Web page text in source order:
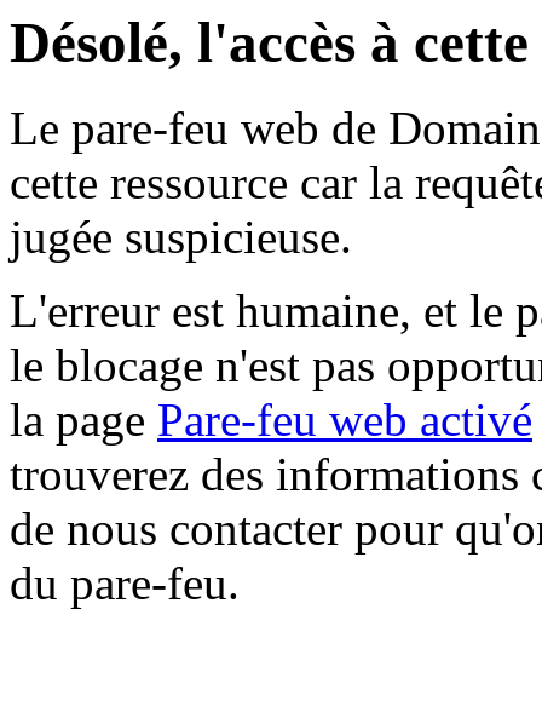
Désolé, l'accès à
Le pare-feu web de
cette ressource car la
jugée suspicieuse.
L'erreur est humaine, et le
le blocage n'est pas
la page Pare-feu web activé
trouverez des informations
de nous contacter pour
du pare-feu.